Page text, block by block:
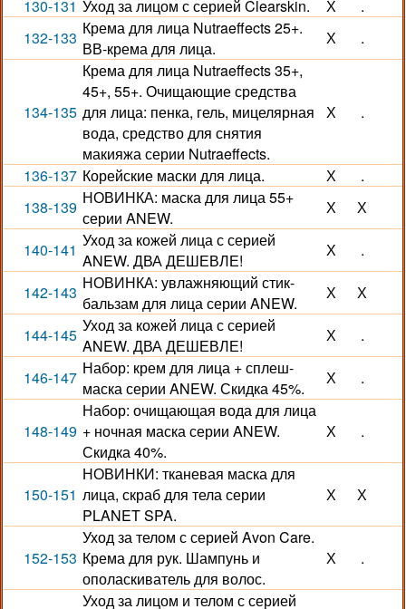
130-131 Уход за лицом с серией Clearskin. Х
.
132-133 Крема для лица Nutraeffects 25+.
ВВ-крема для лица.
Х .
134-135
Крема для лица Nutraeffects 35+,
45+, 55+. Очищающие средства
для лица: пенка, гель, мицелярная
вода, средство для снятия
макияжа серии Nutraeffects.
Х .
136-137 Корейские маски для лица. Х
.
138-139 НОВИНКА: маска для лица 55+
серии ANEW.
Х Х
140-141 Уход за кожей лица с серией
ANEW. ДВА ДЕШЕВЛЕ!
Х .
142-143 НОВИНКА: увлажняющий стик-
бальзам для лица серии ANEW.
Х Х
144-145 Уход за кожей лица с серией
ANEW. ДВА ДЕШЕВЛЕ!
Х .
146-147 Набор: крем для лица + сплеш-
маска серии ANEW. Скидка 45%.
Х .
148-149
Набор: очищающая вода для лица
+ ночная маска серии ANEW.
Скидка 40%.
Х .
150-151
НОВИНКИ: тканевая маска для
лица, скраб для тела серии
PLANET SPA.
Х Х
152-153
Уход за телом с серией Avon Care.
Крема для рук. Шампунь и
ополаскиватель для волос.
Х .
Уход за лицом и телом с серией